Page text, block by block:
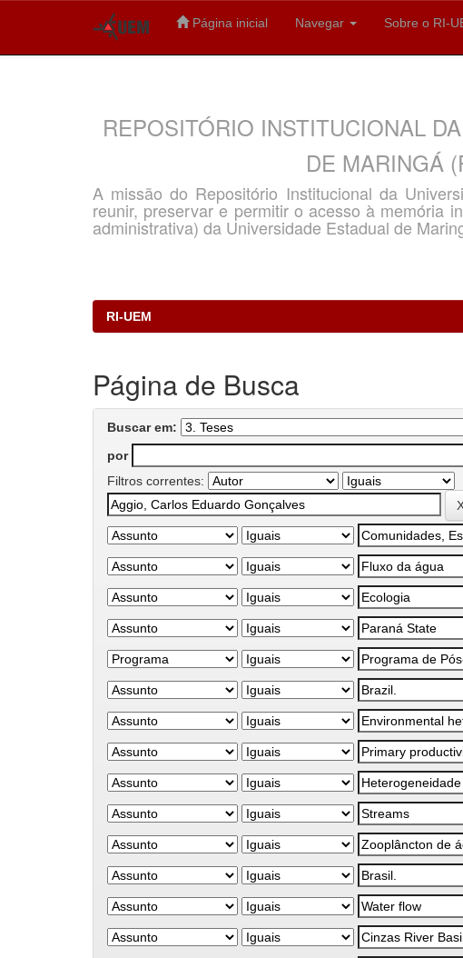
Página inicial Navegar Sobre o RI-
REPOSITÓRIO INSTITUCIONAL
DE MARINGÁ
A missão do Repositório Institucional da
reunir, preservar e permitir o acesso à memória
administrativa) da Universidade Estadual de
RI-UEM
Página de Busca
Buscar em:
por
Filtros correntes: